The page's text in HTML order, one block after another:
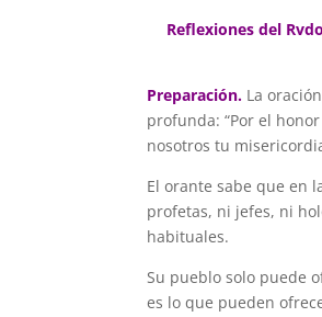
Reflexiones del
Preparación. La
profunda: “Por el
nosotros tu
El orante sabe que en
profetas, ni jefes, ni
habituales.
Su pueblo solo puede
es lo que pueden